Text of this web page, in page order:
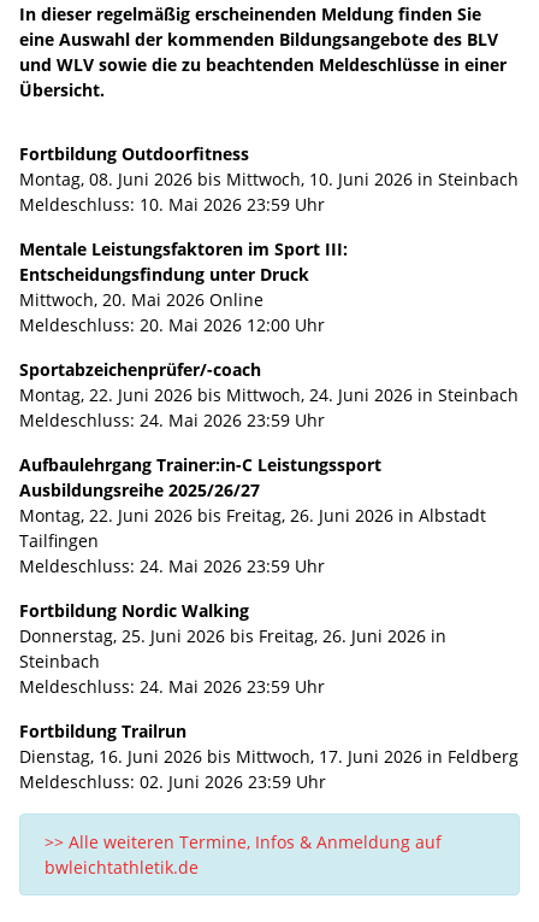
In dieser regelmäßig erscheinenden Meldung finden Sie
eine Auswahl der kommenden Bildungsangebote des BLV
und WLV sowie die zu beachtenden Meldeschlüsse in einer
Übersicht.
Fortbildung Outdoorfitness
Montag, 08. Juni 2026 bis Mittwoch, 10. Juni 2026 in Steinbach
Meldeschluss: 10. Mai 2026 23:59 Uhr
Mentale Leistungsfaktoren im Sport III:
Entscheidungsfindung unter Druck
Mittwoch, 20. Mai 2026 Online
Meldeschluss: 20. Mai 2026 12:00 Uhr
Sportabzeichenprüfer/-coach
Montag, 22. Juni 2026 bis Mittwoch, 24. Juni 2026 in Steinbach
Meldeschluss: 24. Mai 2026 23:59 Uhr
Aufbaulehrgang Trainer:in-C Leistungssport
Ausbildungsreihe 2025/26/27
Montag, 22. Juni 2026 bis Freitag, 26. Juni 2026 in Albstadt
Tailfingen
Meldeschluss: 24. Mai 2026 23:59 Uhr
Fortbildung Nordic Walking
Donnerstag, 25. Juni 2026 bis Freitag, 26. Juni 2026 in
Steinbach
Meldeschluss: 24. Mai 2026 23:59 Uhr
Fortbildung Trailrun
Dienstag, 16. Juni 2026 bis Mittwoch, 17. Juni 2026 in Feldberg
Meldeschluss: 02. Juni 2026 23:59 Uhr
>> Alle weiteren Termine, Infos & Anmeldung auf
bwleichtathletik.de